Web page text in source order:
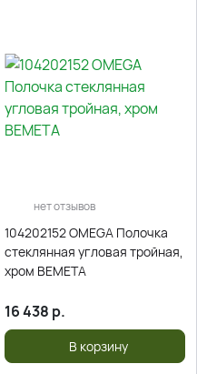
нет отзывов
104202152 OMEGA Полочка
стеклянная угловая тройная,
хром BEMETA
16 438 р.
В корзину